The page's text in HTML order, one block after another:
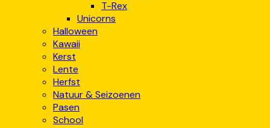
T-Rex
Unicorns
Halloween
Kawaii
Kerst
Lente
Herfst
Natuur & Seizoenen
Pasen
School